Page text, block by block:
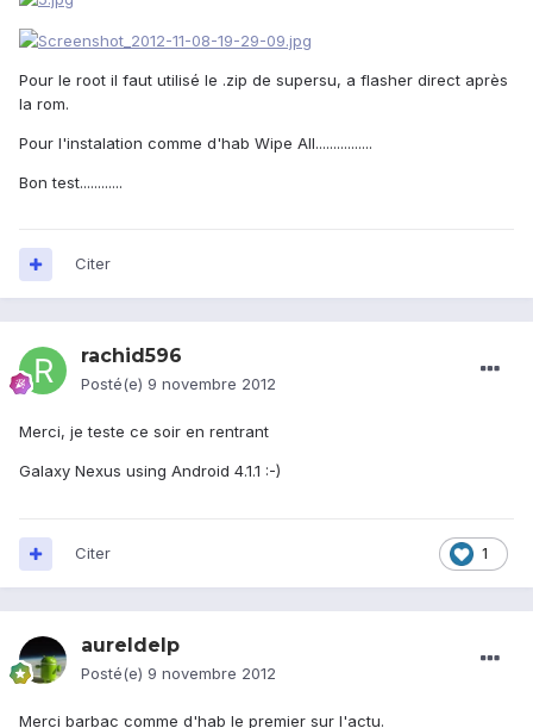
Pour le root il faut utilisé le .zip de supersu, a flasher direct après
la rom.
Pour l'instalation comme d'hab Wipe All................
Bon test............
Citer
rachid596
Posté(e) 9 novembre 2012
Merci, je teste ce soir en rentrant
Galaxy Nexus using Android 4.1.1 :-)
1
Citer
aureldelp
Posté(e) 9 novembre 2012
Merci barbac comme d'hab le premier sur l'actu.